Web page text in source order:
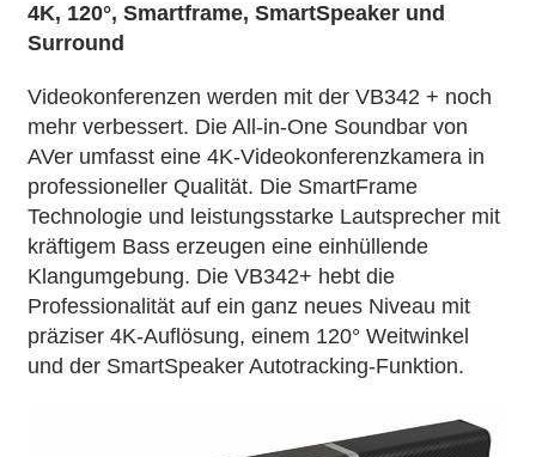
4K, 120°, Smartframe, SmartSpeaker und
Surround
Videokonferenzen werden mit der VB342 + noch
mehr verbessert. Die All-in-One Soundbar von
AVer umfasst eine 4K-Videokonferenzkamera in
professioneller Qualität. Die SmartFrame
Technologie und leistungsstarke Lautsprecher mit
kräftigem Bass erzeugen eine einhüllende
Klangumgebung. Die VB342+ hebt die
Professionalität auf ein ganz neues Niveau mit
präziser 4K-Auflösung, einem 120° Weitwinkel
und der SmartSpeaker Autotracking-Funktion.